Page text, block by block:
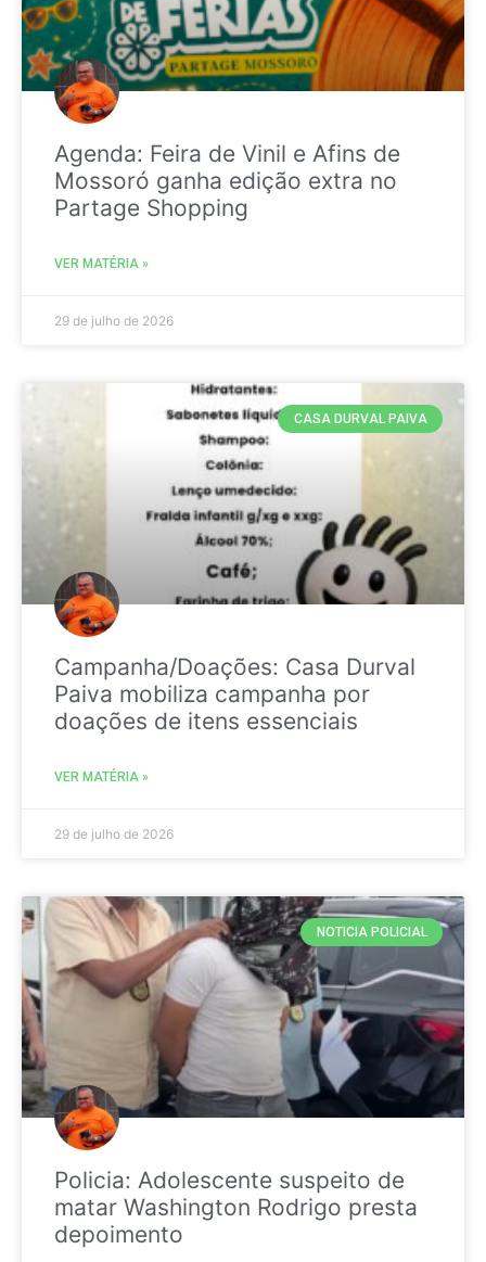
Agenda: Feira de Vinil e Afins de
Mossoró ganha edição extra no
Partage Shopping
VER MATÉRIA »
29 de julho de 2026
CASA DURVAL PAIVA
Campanha/Doações: Casa Durval
Paiva mobiliza campanha por
doações de itens essenciais
VER MATÉRIA »
29 de julho de 2026
NOTICIA POLICIAL
Policia: Adolescente suspeito de
matar Washington Rodrigo presta
depoimento